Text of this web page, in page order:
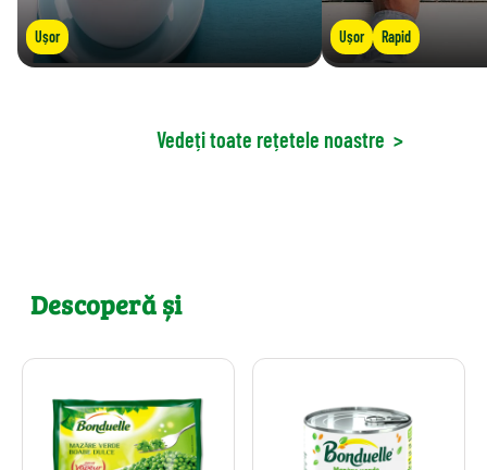
Ușor Ușor Rapid
Vedeți toate rețetele noastre >
Descoperă și